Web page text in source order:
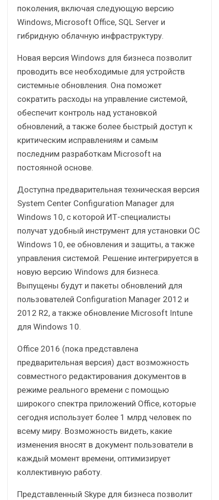
поколения, включая следующую версию
Windows, Microsoft Office, SQL Server и
гибридную облачную инфраструктуру.
Новая версия Windows для бизнеса позволит
проводить все необходимые для устройств
системные обновления. Она поможет
сократить расходы на управление системой,
обеспечит контроль над установкой
обновлений, а также более быстрый доступ к
критическим исправлениям и самым
последним разработкам Microsoft на
постоянной основе.
Доступна предварительная техническая версия
System Center Configuration Manager для
Windows 10, с которой ИТ-специалисты
получат удобный инструмент для установки ОС
Windows 10, ее обновления и защиты, а также
управления системой. Решение интегрируется в
новую версию Windows для бизнеса.
Выпущены будут и пакеты обновлений для
пользователей Configuration Manager 2012 и
2012 R2, а также обновление Microsoft Intune
для Windows 10.
Office 2016 (пока представлена
предварительная версия) даст возможность
совместного редактирования документов в
режиме реального времени с помощью
широкого спектра приложений Office, которые
сегодня использует более 1 млрд человек по
всему миру. Возможность видеть, какие
изменения вносят в документ пользователи в
каждый момент времени, оптимизирует
коллективную работу.
Представленный Skype для бизнеса позволит